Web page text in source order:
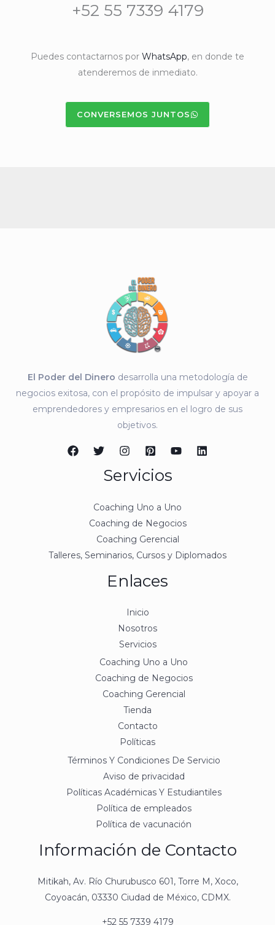
+52 55 7339 4179
Puedes contactarnos por WhatsApp, en donde te
atenderemos de inmediato.
CONVERSEMOS JUNTOS
El Poder del Dinero desarrolla una metodología de
negocios exitosa, con el propósito de impulsar y apoyar a
emprendedores y empresarios en el logro de sus
objetivos.
Servicios
Coaching Uno a Uno
Coaching de Negocios
Coaching Gerencial
Talleres, Seminarios, Cursos y Diplomados
Enlaces
Inicio
Nosotros
Servicios
Coaching Uno a Uno
Coaching de Negocios
Coaching Gerencial
Tienda
Contacto
Políticas
Términos Y Condiciones De Servicio
Aviso de privacidad
Políticas Académicas Y Estudiantiles
Política de empleados
Política de vacunación
Información de Contacto
Mitikah, Av. Río Churubusco 601, Torre M, Xoco,
Coyoacán, 03330 Ciudad de México, CDMX.
+52 55 7339 4179